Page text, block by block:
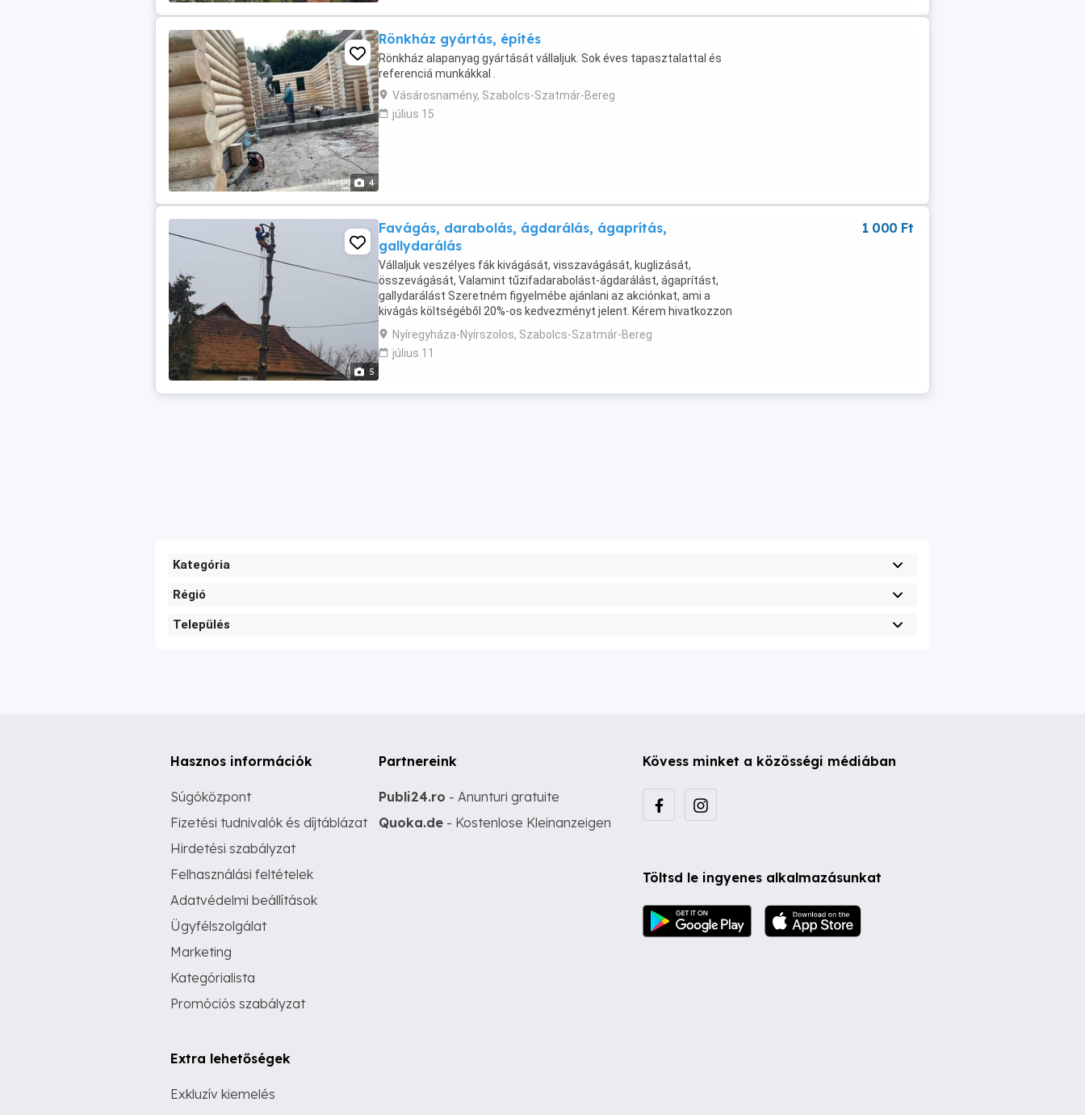
4
Rönkház gyártás, építés
Rönkház alapanyag gyártását vállaljuk. Sok éves tapasztalattal és
referenciá munkákkal .
Vásárosnamény, Szabolcs-Szatmár-Bereg
július 15
5
Favágás, darabolás, ágdarálás, ágaprítás,
gallydarálás
Vállaljuk veszélyes fák kivágását, visszavágását, kuglizását,
összevágását, Valamint tűzifadarabolást-ágdarálást, ágaprítást,
gallydarálást Szeretném figyelmébe ajánlani az akciónkat, ami a
kivágás költségéből 20%-os kedvezményt jelent. Kérem hivatkozzon
erre a hirdetésre, hogy a 20%-ot figyelembe tudjam ...
Nyíregyháza-Nyírszolos, Szabolcs-Szatmár-Bereg
július 11
1 000 Ft
Kategória
Régió
Település
Hasznos információk
Súgóközpont
Fizetési tudnivalók és díjtáblázat
Hirdetési szabályzat
Felhasználási feltételek
Adatvédelmi beállítások
Ügyfélszolgálat
Marketing
Kategórialista
Promóciós szabályzat
Extra lehetőségek
Exkluzív kiemelés
Partnereink
Publi24.ro - Anunturi gratuite
Quoka.de - Kostenlose Kleinanzeigen
Kövess minket a közösségi médiában
Töltsd le ingyenes alkalmazásunkat